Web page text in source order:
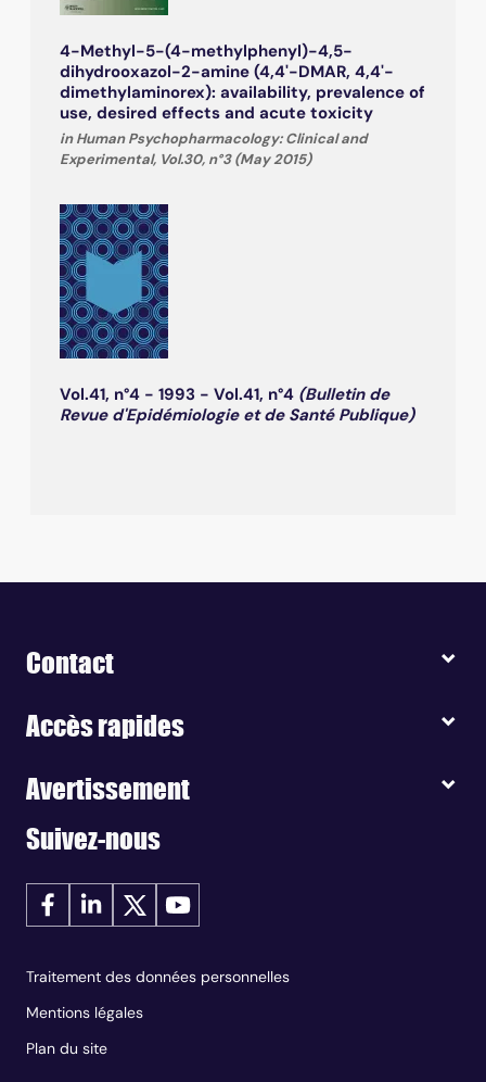
4-Methyl-5-(4-methylphenyl)-4,5-
dihydrooxazol-2-amine (4,4'-DMAR, 4,4'-
dimethylaminorex): availability, prevalence of
use, desired effects and acute toxicity
in Human Psychopharmacology: Clinical and
Experimental, Vol.30, n°3 (May 2015)
Vol.41, n°4 - 1993 - Vol.41, n°4 (Bulletin de
Revue d'Epidémiologie et de Santé Publique)
Contact
Accès rapides
Avertissement
Suivez-nous
Traitement des données personnelles
Mentions légales
Plan du site